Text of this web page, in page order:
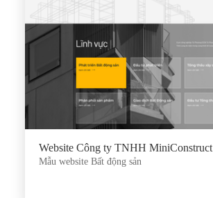
Website Công ty TNHH MiniConstruct
Mẫu website Bất động sản